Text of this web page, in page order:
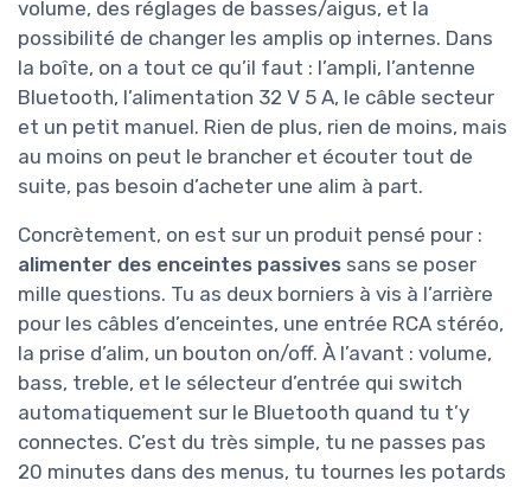
volume, des réglages de basses/aigus, et la
possibilité de changer les amplis op internes. Dans
la boîte, on a tout ce qu’il faut : l’ampli, l’antenne
Bluetooth, l’alimentation 32 V 5 A, le câble secteur
et un petit manuel. Rien de plus, rien de moins, mais
au moins on peut le brancher et écouter tout de
suite, pas besoin d’acheter une alim à part.
Concrètement, on est sur un produit pensé pour :
alimenter des enceintes passives sans se poser
mille questions. Tu as deux borniers à vis à l’arrière
pour les câbles d’enceintes, une entrée RCA stéréo,
la prise d’alim, un bouton on/off. À l’avant : volume,
bass, treble, et le sélecteur d’entrée qui switch
automatiquement sur le Bluetooth quand tu t’y
connectes. C’est du très simple, tu ne passes pas
20 minutes dans des menus, tu tournes les potards